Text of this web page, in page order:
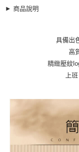
街口支付
AFTEE先享後付
便利好安心！
１．簡單：不需註冊會員
２．便利：只要手機號
３．安心：先確認商品
【「AFTEE先享後付」
全家取貨付款
每筆NT$79，滿
【XWL811656】
可 手提/單肩/斜背
女真皮包 側肩包 小包
優雅輕巧波士頓小包
質感壓紋logo/複合牛皮
可 手提/單肩/斜背
★【周一至周五-早上
● 加入FACEBOOK粉
► 商品說明
具備出
高
精緻壓紋
上